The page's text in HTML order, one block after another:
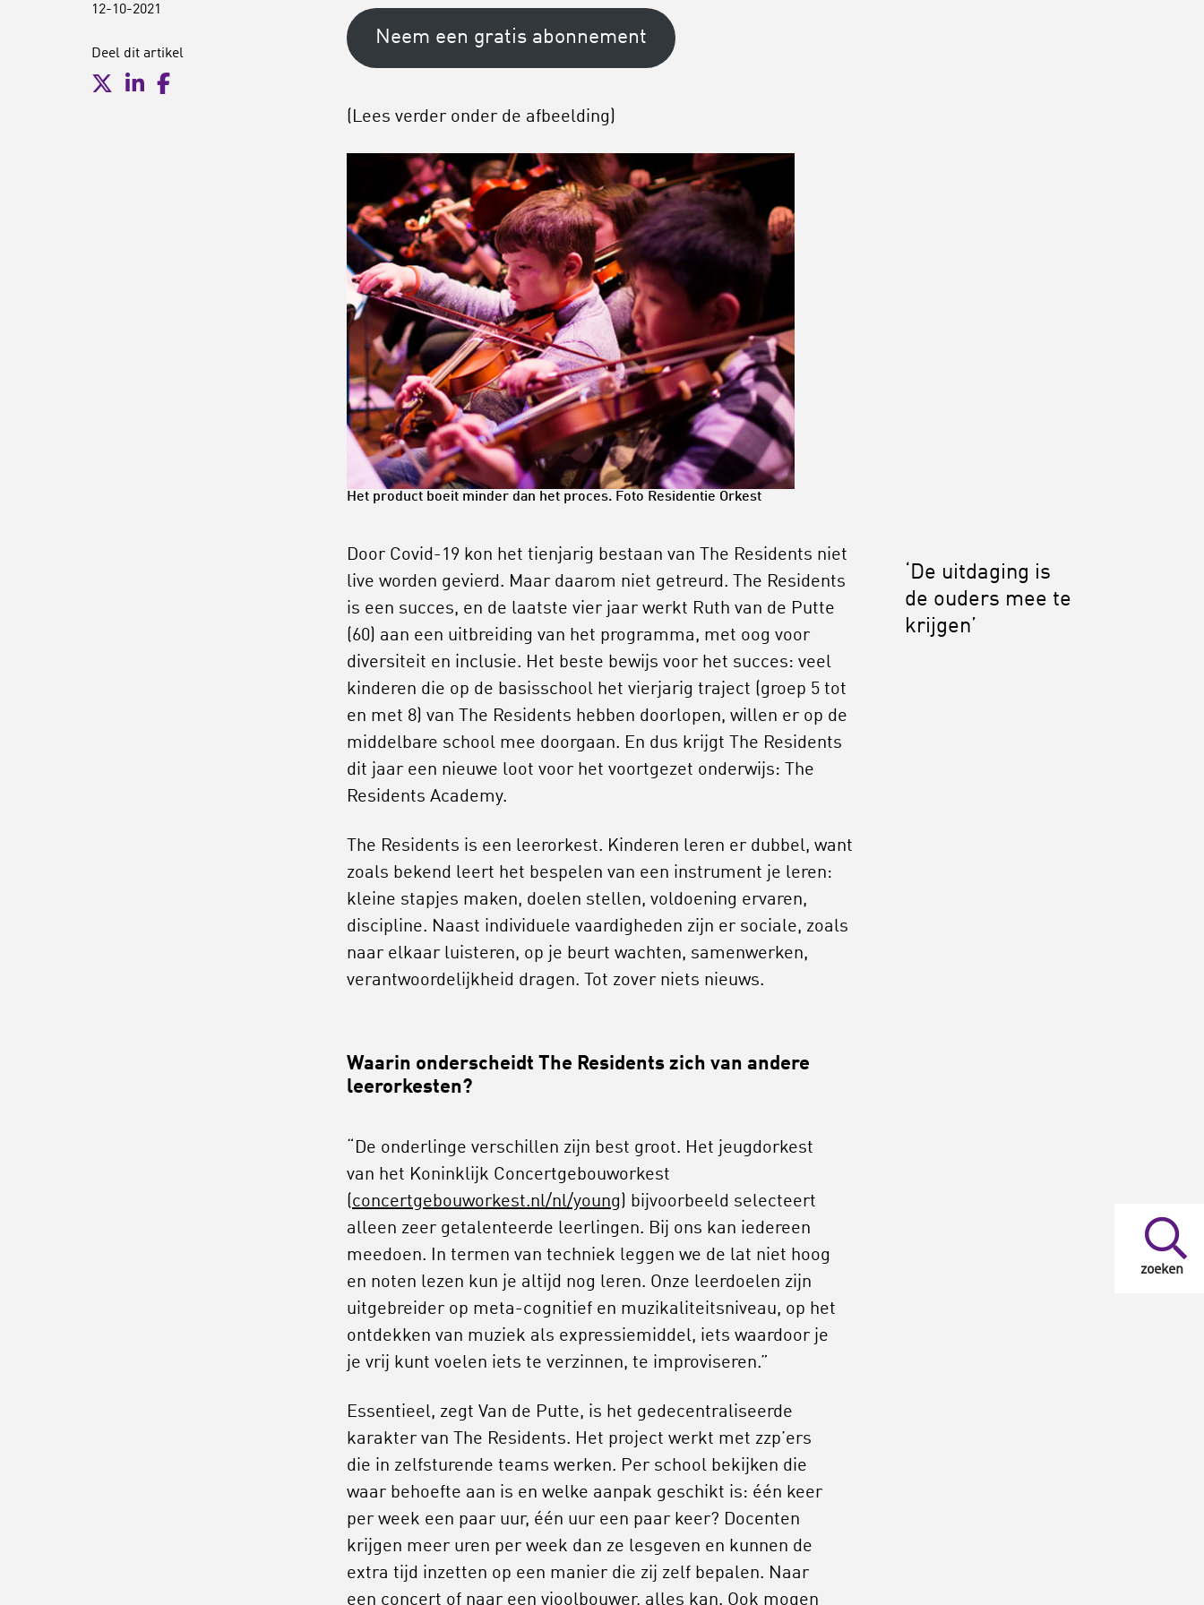
zoeken
12-10-2021
Deel dit artikel
Neem een gratis abonnement
(Lees verder onder de afbeelding)
Het product boeit minder dan het proces. Foto Residentie Orkest
Door Covid-19 kon het tienjarig bestaan van The Residents niet
live worden gevierd. Maar daarom niet getreurd. The Residents
is een succes, en de laatste vier jaar werkt Ruth van de Putte
(60) aan een uitbreiding van het programma, met oog voor
diversiteit en inclusie. Het beste bewijs voor het succes: veel
kinderen die op de basisschool het vierjarig traject (groep 5 tot
en met 8) van The Residents hebben doorlopen, willen er op de
middelbare school mee doorgaan. En dus krijgt The Residents
dit jaar een nieuwe loot voor het voortgezet onderwijs: The
Residents Academy.
The Residents is een leerorkest. Kinderen leren er dubbel, want
zoals bekend leert het bespelen van een instrument je leren:
kleine stapjes maken, doelen stellen, voldoening ervaren,
discipline. Naast individuele vaardigheden zijn er sociale, zoals
naar elkaar luisteren, op je beurt wachten, samenwerken,
verantwoordelijkheid dragen. Tot zover niets nieuws.
‘De uitdaging is
de ouders mee te
krijgen’
Waarin onderscheidt The Residents zich van andere
leerorkesten?
“De onderlinge verschillen zijn best groot. Het jeugdorkest
van het Koninklijk Concertgebouworkest
(concertgebouworkest.nl/nl/young) bijvoorbeeld selecteert
alleen zeer getalenteerde leerlingen. Bij ons kan iedereen
meedoen. In termen van techniek leggen we de lat niet hoog
en noten lezen kun je altijd nog leren. Onze leerdoelen zijn
uitgebreider op meta-cognitief en muzikaliteitsniveau, op het
ontdekken van muziek als expressiemiddel, iets waardoor je
je vrij kunt voelen iets te verzinnen, te improviseren.”
Essentieel, zegt Van de Putte, is het gedecentraliseerde
karakter van The Residents. Het project werkt met zzp’ers
die in zelfsturende teams werken. Per school bekijken die
waar behoefte aan is en welke aanpak geschikt is: één keer
per week een paar uur, één uur een paar keer? Docenten
krijgen meer uren per week dan ze lesgeven en kunnen de
extra tijd inzetten op een manier die zij zelf bepalen. Naar
een concert of naar een vioolbouwer, alles kan. Ook mogen